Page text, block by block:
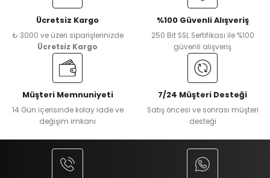
Ücretsiz Kargo
₺ 3000 ve üzeri siparişlerinizde
Ücretsiz Kargo
%100 Güvenli Alışveriş
250 Bit SSL Sertifikası ile %100
güvenli alışveriş
Müşteri Memnuniyeti
14 Gün içerisinde kolay iade ve
değişim imkanı
7/24 Müşteri Desteği
Satış öncesi ve sonrası müşteri
desteği